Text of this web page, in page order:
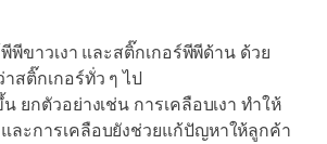
ขาวเงา และสติ๊กเกอร์พีพีด้าน ด้วย
สติ๊กเกอร์ทั่ว ๆ ไป
ยกตัวอย่างเช่น การเคลือบเงา ทำให้
ะการเคลือบยังช่วยแก้ปัญหาให้ลูกค้า